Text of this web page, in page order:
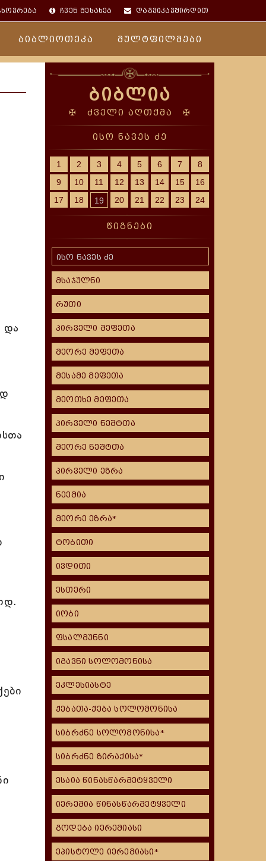
ჩვენ შესახებ დაგვიკავშირდით
ბიბლიოთეკა მულტფილმები
და
ბიბლია
✠ ძველი აღთქმა ✠
ისო ნავეს ძე
1 2 3 4 5 6 7
8
9
10 11 12 13 14 15
16
17
18 19 20 21 22 23 24
წიგნები
ისო ნავეს ძე
მსაჯულნი
რუთი
პირველი მეფეთა
მეორე მეფეთა
მესამე მეფეთა
მეოთხე მეფეთა
პირველი ნეშტთა
მეორე ნეშტთა
პირველი ეზრა
ნეემია
მეორე ეზრა*
ტობითი
ივდითი
ესთერი
იობი
ფსალმუნნი
იგავნი სოლომონისა
ეკლესიასტე
ქებათა-ქება სოლომონისა
სიბრძნე სოლომონისა*
სიბრძნე ზირაქისა*
ესაია წინასწარმეტყველი
იერემია წინასწარმეტყველი
გოდება იერემიასი
ეპისტოლე იერემიასი*